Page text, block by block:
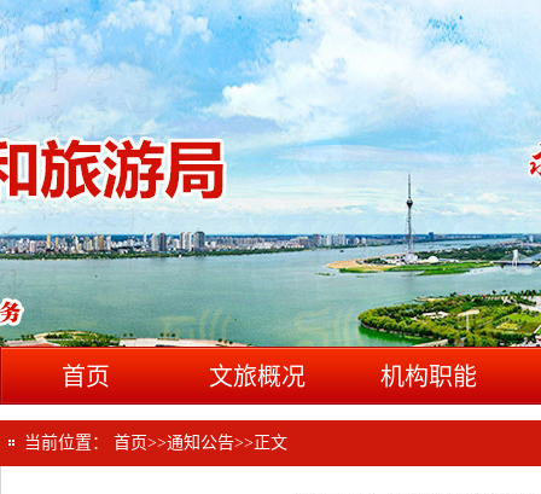
首页 文旅概况 机构职能
当前位置： 首页>>通知公告>> 正文